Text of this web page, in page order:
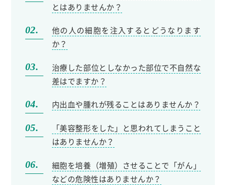
とはありませんか？
他の人の細胞を注入するとどうなります
か？
治療した部位としなかった部位で不自然な
差はでますか？
内出血や腫れが残ることはありませんか？
「美容整形をした」と思われてしまうこと
はありませんか？
細胞を培養（増殖）させることで「がん」
などの危険性はありませんか？